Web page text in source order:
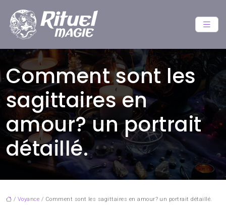
Comment sont les
sagittaires en
amour? un portrait
détaillé.
/ Voyance / Comment sont les sagittaires en amour? un portrait détaillé.